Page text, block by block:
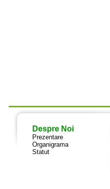
Despre Noi
Prezentare
Organigrama
Statut